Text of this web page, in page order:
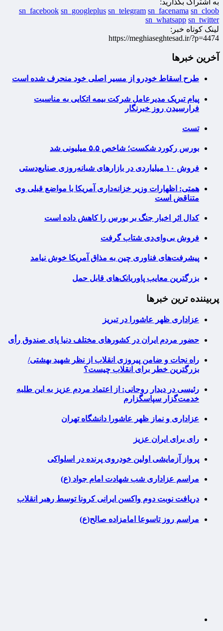
به اشتراک بگذارید:
sn_facebook sn_googleplus sn_telegram sn_facenama sn_cloob
sn_whatsapp sn_twitter
لینک کوتاه خبر:
https://meghiaseghtesad.ir/?p=4474
آخرین خبرها
طرح اسقاط خودرو از مسیر اصلی خود منحرف شده است
پیام تبریک مدیرعامل شرکت بیمه اتکایی به مناسبت
فرارسیدن روز خبرنگار
تست
بورس رکورد شکست؛ شاخص ۵.۵ میلیونی شد
فروش ۱۰ میلیاردی در بازارهای شبانه‌روزی صنایع‌دستی
همتی: اظهارات وزیر خزانه‌داری آمریکا با مواضع قبلی وی
متناقض است
کدال اثر اخبار جنگ بر بورس را کاهش داده است
فروش بی‌وای‌دی شتاب گرفت
پیشرفت‌های فناوری چین به مذاق آمریکا خوش نیامد
بزرگترین معایب پاوربانک‌های قابل حمل
پربیننده ترین خبرها
عزاداری ظهر عاشورا در تبریز
حضور مردم ایران در کشورهای مختلف دنیا پای صندوق رأی
راه نجات و ضامن پیروزی انقلاب از نظر شهید بهشتی/
بزرگترین خطر برای انقلاب چیست؟
رئیسی در دیدار روحانی: از اعتماد مردم عزیز به این طلبه
خدمت‌گزار سپاسگزارم
عزاداری و نماز ظهر عاشورا دانشگاه تهران
رای برای ایران عزیز
پرواز آزمایشی اولین خودروی پرنده در اسلواکی
مراسم عزاداری شب شهادت امام جواد (ع)
دریافت نوبت دوم واکسن ایرانی کرونا توسط رهبر انقلاب
مراسم روز تاسوعا امامزاده صالح(ع)